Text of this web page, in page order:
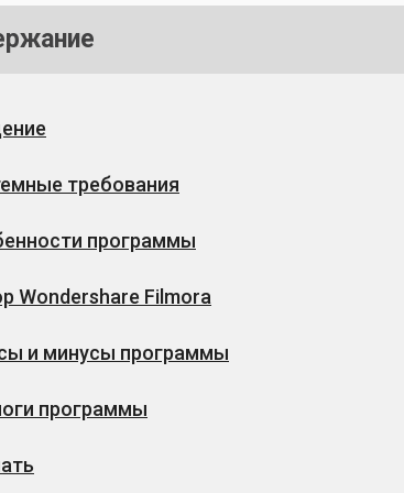
требования
программы
Wondershare Filmora
и минусы программы
программы